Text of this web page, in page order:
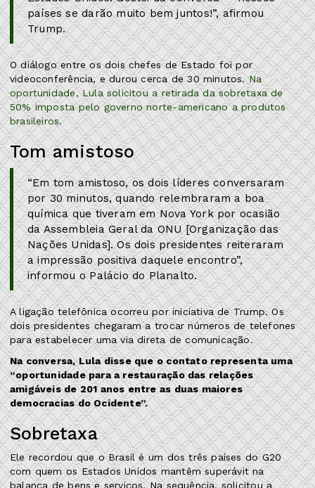
países se darão muito bem juntos!”, afirmou
Trump.
O diálogo entre os dois chefes de Estado foi por
videoconferência, e durou cerca de 30 minutos.Na
oportunidade, Lula solicitou a retirada da sobretaxa de
50% imposta pelo governo norte-americano a produtos
brasileiros.
Tom amistoso
“Em tom amistoso, os dois líderes conversaram
por 30 minutos, quando relembraram a boa
química que tiveram em Nova York por ocasião
da Assembleia Geral da ONU [Organização das
Nações Unidas]. Os dois presidentes reiteraram
a impressão positiva daquele encontro”,
informou o Palácio do Planalto.
A ligação telefônica ocorreu por iniciativa de Trump. Os
dois presidentes chegaram a trocar números de telefones
para estabelecer uma via direta de comunicação.
Na conversa, Lula disse que o contato representa uma
“oportunidade para a restauração das relações
amigáveis de 201 anos entre as duas maiores
democracias do Ocidente”.
Sobretaxa
Ele recordou que o Brasil é um dos três países do G20
com quem os Estados Unidos mantêm superávit na
balança de bens e serviços. Na sequência, solicitou a